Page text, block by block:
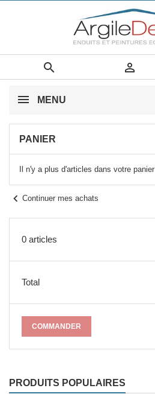
 
MENU
PANIER
Il n'y a plus d'articles dans votre panier
chevron_left Continuer mes achats
0 articles
Total
COMMANDER
PRODUITS POPULAIRES